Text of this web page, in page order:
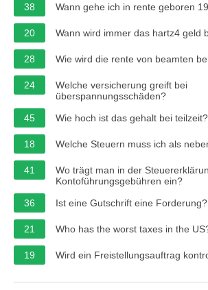
38 Wann gehe ich in rente geboren
20 Wann wird immer das hartz4 geld
28 Wie wird die rente von beamten
24
Welche versicherung greift bei
überspannungsschäden?
45
Wie hoch ist das gehalt bei teilzeit?
18 Welche Steuern muss ich als
41
Wo trägt man in der
Kontoführungsgebühren ein?
36
Ist eine Gutschrift eine Forderung?
21 Who has the worst taxes in the
19 Wird ein Freistellungsauftrag